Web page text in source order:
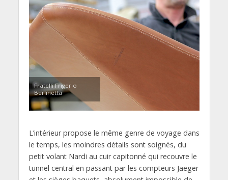
Fratelli Frigerio
Berlinetta
L’intérieur propose le même genre de voyage dans
le temps, les moindres détails sont soignés, du
petit volant Nardi au cuir capitonné qui recouvre le
tunnel central en passant par les compteurs Jaeger